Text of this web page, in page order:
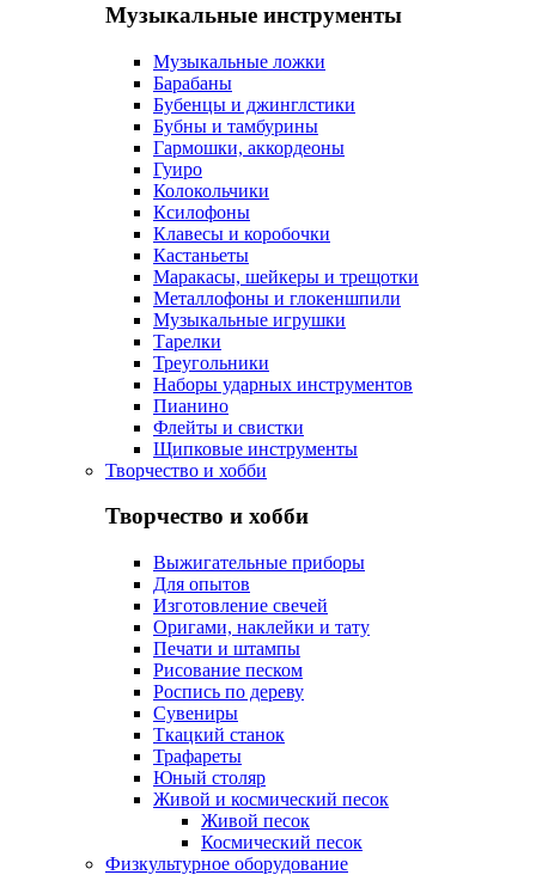
Музыкальные инструменты
Музыкальные ложки
Барабаны
Бубенцы и джинглстики
Бубны и тамбурины
Гармошки, аккордеоны
Гуиро
Колокольчики
Ксилофоны
Клавесы и коробочки
Кастаньеты
Маракасы, шейкеры и трещотки
Металлофоны и глокеншпили
Музыкальные игрушки
Тарелки
Треугольники
Наборы ударных инструментов
Пианино
Флейты и свистки
Щипковые инструменты
Творчество и хобби
Творчество и хобби
Выжигательные приборы
Для опытов
Изготовление свечей
Оригами, наклейки и тату
Печати и штампы
Рисование песком
Роспись по дереву
Сувениры
Ткацкий станок
Трафареты
Юный столяр
Живой и космический песок
Живой песок
Космический песок
Физкультурное оборудование